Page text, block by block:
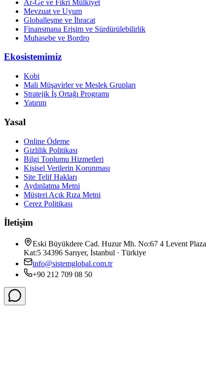
Ar-Ge ve Fikri Mülkiyet
Mevzuat ve Uyum
Globalleşme ve İhracat
Finansmana Erişim ve Sürdürülebilirlik
Muhasebe ve Bordro
Ekosistemimiz
Kobi
Mali Müşavirler ve Meslek Grupları
Stratejik İş Ortağı Programı
Yatırım
Yasal
Online Ödeme
Gizlilik Politikası
Bilgi Toplumu Hizmetleri
Kişisel Verilerin Korunması
Site Telif Hakları
Aydınlatma Metni
Müşteri Açık Rıza Metni
Çerez Politikası
İletişim
Eski Büyükdere Cad. Huzur Mh. No:67 4 Levent Plaza
Kat:5 34396 Sarıyer, İstanbul · Türkiye
info@sistemglobal.com.tr
+90 212 709 08 50